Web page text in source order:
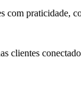
com praticidade,
clientes